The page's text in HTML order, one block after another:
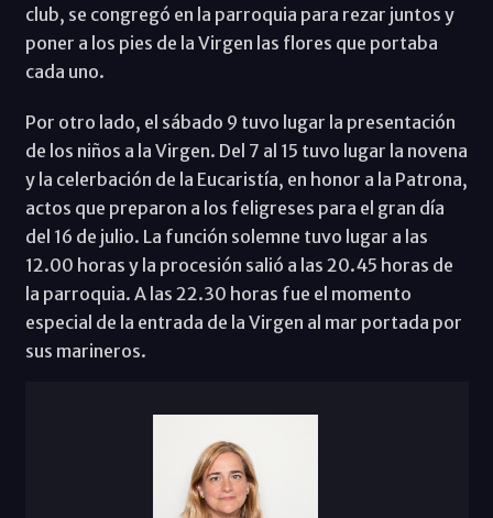
club, se congregó en la parroquia para rezar juntos y
poner a los pies de la Virgen las flores que portaba
cada uno.
Por otro lado, el sábado 9 tuvo lugar la presentación
de los niños a la Virgen. Del 7 al 15 tuvo lugar la novena
y la celerbación de la Eucaristía, en honor a la Patrona,
actos que preparon a los feligreses para el gran día
del 16 de julio. La función solemne tuvo lugar a las
12.00 horas y la procesión salió a las 20.45 horas de
la parroquia. A las 22.30 horas fue el momento
especial de la entrada de la Virgen al mar portada por
sus marineros.